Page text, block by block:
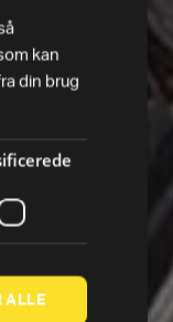
kan
din brug
ALLE